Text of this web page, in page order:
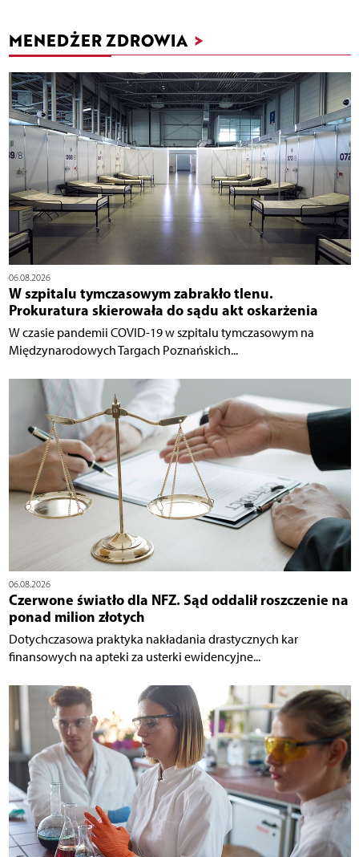
MENEDŻER ZDROWIA >
06.08.2026
W szpitalu tymczasowym zabrakło tlenu.
Prokuratura skierowała do sądu akt oskarżenia
W czasie pandemii COVID-19 w szpitalu tymczasowym na
Międzynarodowych Targach Poznańskich...
06.08.2026
Czerwone światło dla NFZ. Sąd oddalił roszczenie na
ponad milion złotych
Dotychczasowa praktyka nakładania drastycznych kar
finansowych na apteki za usterki ewidencyjne...